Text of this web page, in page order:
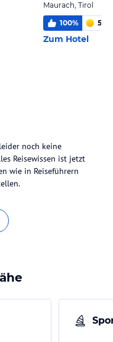
Maurach, Tirol
100% 5,6
Zum Hotel
noch keine
Reisewissen ist jetzt
wie in Reiseführern